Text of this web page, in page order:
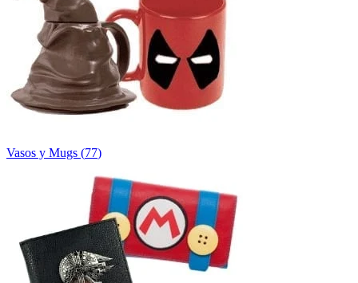
Vasos y Mugs (77)